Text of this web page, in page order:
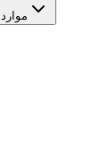
موارد